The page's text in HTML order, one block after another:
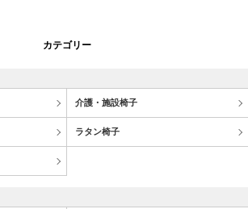
カテゴリー
介護・施設椅子
ラタン椅子